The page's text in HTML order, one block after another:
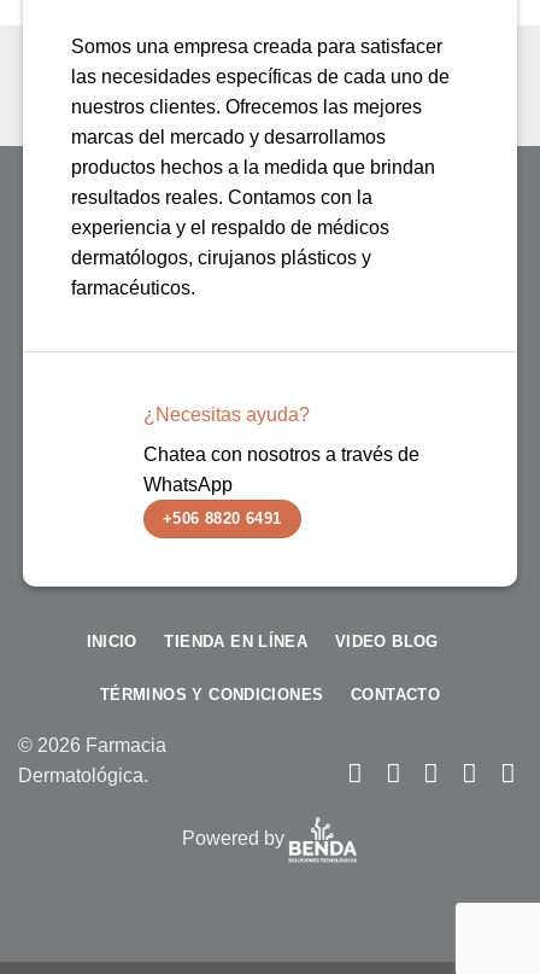
Somos una empresa creada para satisfacer
las necesidades específicas de cada uno de
nuestros clientes. Ofrecemos las mejores
marcas del mercado y desarrollamos
productos hechos a la medida que brindan
resultados reales. Contamos con la
experiencia y el respaldo de médicos
dermatólogos, cirujanos plásticos y
farmacéuticos.
¿Necesitas ayuda?
Chatea con nosotros a través de
WhatsApp
+506 8820 6491
© 2026 Farmacia
Dermatológica.
INICIO TIENDA EN LÍNEA VIDEO BLOG
TÉRMINOS Y CONDICIONES CONTACTO
Powered by